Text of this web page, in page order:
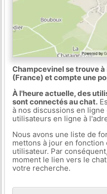
Champcevinel se trouve
(France) et compte une
À l'heure actuelle, des
sont connectés au chat.
à nos discussions en
utilisateurs en ligne à
Nous avons une liste de
mettons à jour en fonction
utilisateur. Par
moment le lien vers le
votre recherche.